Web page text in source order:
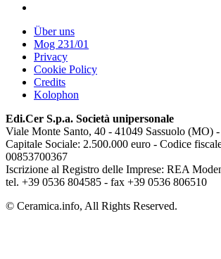
Über uns
Mog 231/01
Privacy
Cookie Policy
Credits
Kolophon
Edi.Cer S.p.a. Società unipersonale
Viale Monte Santo, 40 - 41049 Sassuolo (MO)
Capitale Sociale: 2.500.000 euro - Codice
00853700367
Iscrizione al Registro delle Imprese: REA
tel. +39 0536 804585 - fax +39 0536 806510
© Ceramica.info, All Rights Reserved.